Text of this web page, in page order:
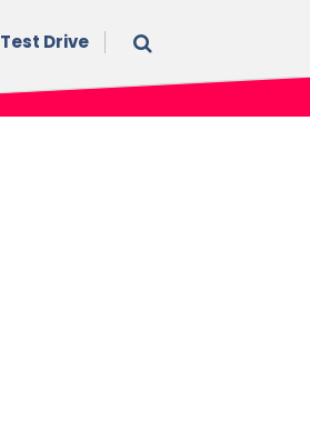
Test Drive